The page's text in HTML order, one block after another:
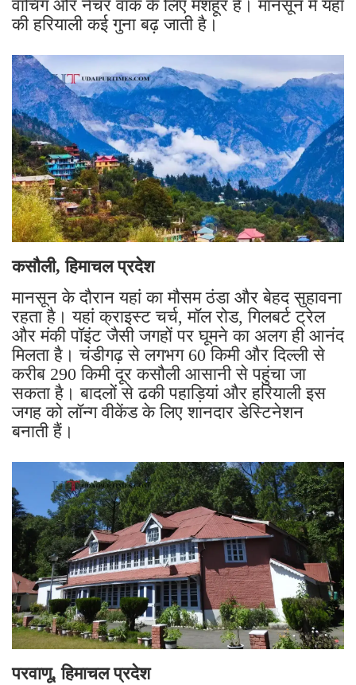
वॉचिंग और नेचर वॉक के लिए मशहूर है। मानसून में यहां
की हरियाली कई गुना बढ़ जाती है।
कसौली, हिमाचल प्रदेश
मानसून के दौरान यहां का मौसम ठंडा और बेहद सुहावना
रहता है। यहां क्राइस्ट चर्च, मॉल रोड, गिलबर्ट ट्रेल
और मंकी पॉइंट जैसी जगहों पर घूमने का अलग ही आनंद
मिलता है। चंडीगढ़ से लगभग 60 किमी और दिल्ली से
करीब 290 किमी दूर कसौली आसानी से पहुंचा जा
सकता है। बादलों से ढकी पहाड़ियां और हरियाली इस
जगह को लॉन्ग वीकेंड के लिए शानदार डेस्टिनेशन
बनाती हैं।
परवाणू, हिमाचल प्रदेश